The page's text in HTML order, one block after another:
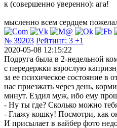
к (совершенно уверенно): ага!
мысленно всем сердцем
№ 39203 Рейтинг: 3 +1
2020-05-08 12:15:22
Подруга была в 2-недельной
с передержки взрослую
за ее психическое состояние в
нас приезжать через день,
минут. Ездил муж, ибо ему
- Ну ты где? Сколько можно
- Глажу кошку! Посмотри, как
И присылает в вайбер фото